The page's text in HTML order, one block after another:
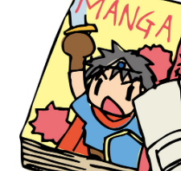
キャンパスマップ
校外施設
入学のご案内
5つの入学方法
募集要項
学費・教材費